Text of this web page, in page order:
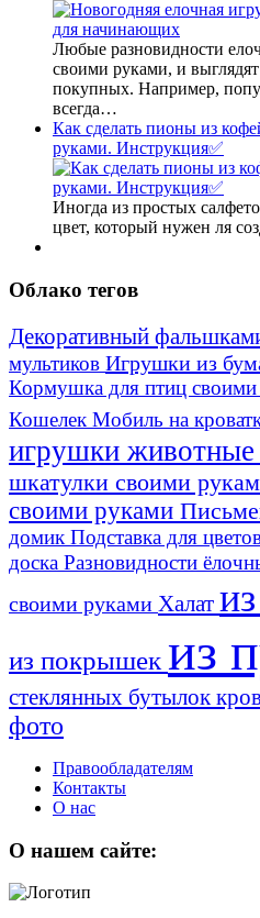
Любые разновидности
своими руками, и
покупных. Например,
всегда…
Как сделать пионы из
руками. Инструкция✅
Иногда из простых
цвет, который нужен ля
Облако тегов
Декоративный
мультиков Игрушки из
Кормушка для птиц
Кошелек Мобиль на
игрушки животные
шкатулки своими
своими руками
домик Подставка для
доска Разновидности
своими руками Халат
из покрышек из
стеклянных бутылок
фото
Правообладателям
Контакты
О нас
О нашем сайте: